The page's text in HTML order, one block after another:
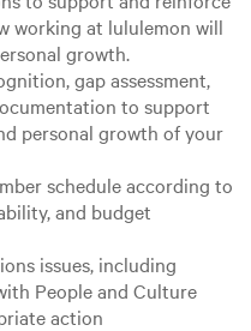
working at lululemon will
growth.
gap assessment,
to support
personal growth of your
schedule according to
and budget
issues, including
People and Culture
action